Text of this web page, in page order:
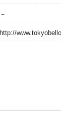
－
http://